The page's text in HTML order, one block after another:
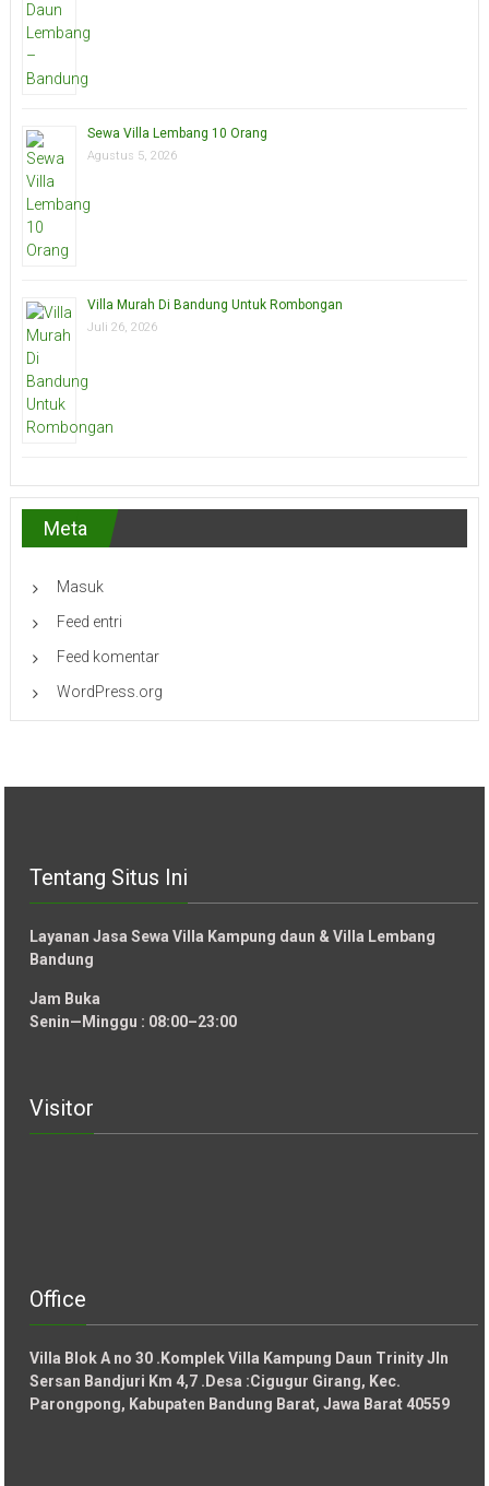
Sewa Villa Lembang 10 Orang
Agustus 5, 2026
Villa Murah Di Bandung Untuk Rombongan
Juli 26, 2026
Meta
Masuk
Feed entri
Feed komentar
WordPress.org
Tentang Situs Ini
Layanan Jasa Sewa Villa Kampung daun & Villa Lembang
Bandung
Jam Buka
Senin—Minggu : 08:00–23:00
Visitor
Office
Villa Blok A no 30 .Komplek Villa Kampung Daun Trinity Jln
Sersan Bandjuri Km 4,7 .Desa :Cigugur Girang, Kec.
Parongpong, Kabupaten Bandung Barat, Jawa Barat 40559